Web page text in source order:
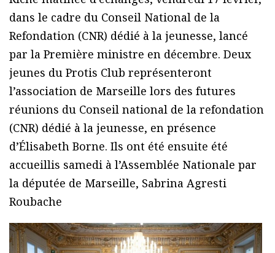
dans le cadre du Conseil National de la
Refondation (CNR) dédié à la jeunesse, lancé
par la Première ministre en décembre. Deux
jeunes du Protis Club représenteront
l’association de Marseille lors des futures
réunions du Conseil national de la refondation
(CNR) dédié à la jeunesse, en présence
d’Élisabeth Borne. Ils ont été ensuite été
accueillis samedi à l’Assemblée Nationale par
la députée de Marseille, Sabrina Agresti
Roubache